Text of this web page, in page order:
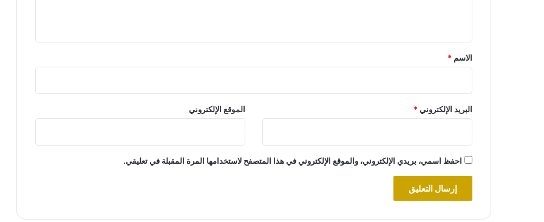
*
الاسم *
البريد الإلكتروني* الموقع الإلكتروني
احفظ اسمي، بريدي الإلكتروني، والموقع الإلكتروني في هذا المتصفح لاستخدامها المرة المقبلة في تعليقي.